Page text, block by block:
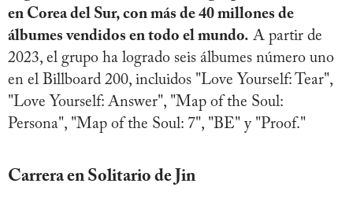
en Corea del Sur, con más de 40 millones de
álbumes vendidos en todo el mundo. A partir de
2023, el grupo ha logrado seis álbumes número uno
en el Billboard 200, incluidos "Love Yourself: Tear",
"Love Yourself: Answer", "Map of the Soul:
Persona", "Map of the Soul: 7", "BE" y "Proof."
Carrera en Solitario de Jin